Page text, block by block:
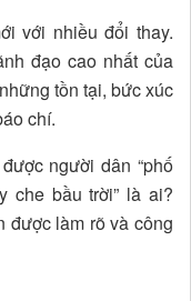
với nhiều đổi thay.
đạo cao nhất của
tồn tại, bức xúc
chí.
người dân “phố
che bầu trời” là ai?
được làm rõ và công